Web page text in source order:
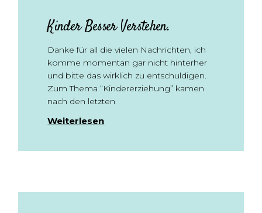
Kinder Besser Verstehen.
Danke für all die vielen Nachrichten, ich
komme momentan gar nicht hinterher
und bitte das wirklich zu entschuldigen.
Zum Thema “Kindererziehung” kamen
nach den letzten
Weiterlesen